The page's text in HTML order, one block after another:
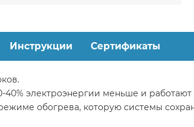
Инструкции Сертификаты
электроэнергии меньше и
обогрева, которую системы